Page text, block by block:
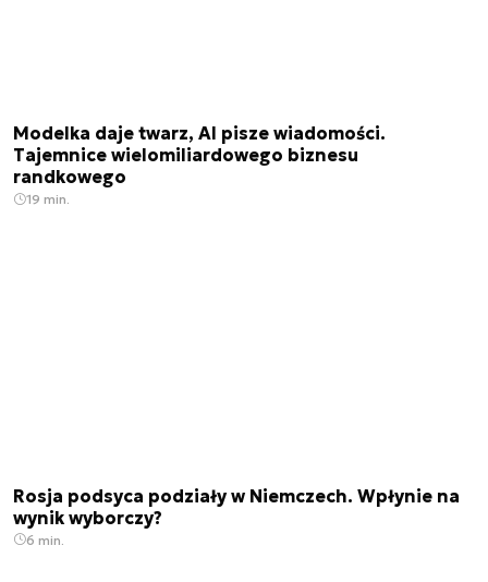
Modelka daje twarz, AI pisze wiadomości.
Tajemnice wielomiliardowego biznesu
randkowego
19 min.
Rosja podsyca podziały w Niemczech. Wpłynie na
wynik wyborczy?
6 min.